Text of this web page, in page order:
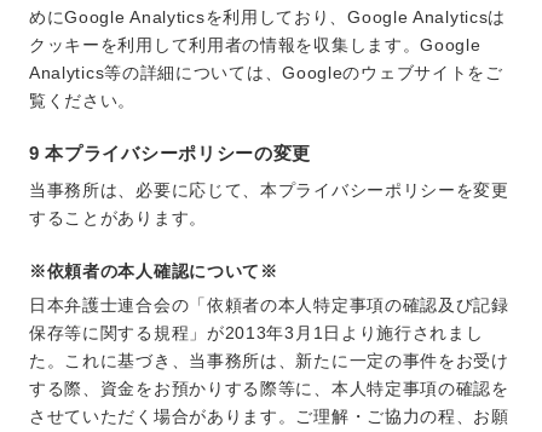
めにGoogle Analyticsを利用しており、Google Analyticsは
クッキーを利用して利用者の情報を収集します。Google
Analytics等の詳細については、Googleのウェブサイトをご
覧ください。
9 本プライバシーポリシーの変更
当事務所は、必要に応じて、本プライバシーポリシーを変更
することがあります。
※依頼者の本人確認について※
日本弁護士連合会の「依頼者の本人特定事項の確認及び記録
保存等に関する規程」が2013年3月1日より施行されまし
た。これに基づき、当事務所は、新たに一定の事件をお受け
する際、資金をお預かりする際等に、本人特定事項の確認を
させていただく場合があります。ご理解・ご協力の程、お願